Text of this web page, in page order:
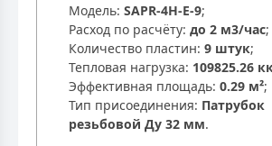
Модель: SAPR-4H-E-9;
Расход по расчёту: до 2 м3/час;
Количество пластин: 9 штук;
Тепловая нагрузка: 109825.26
Эффективная площадь: 0.29 м²;
Тип присоединения: Патрубок
резьбовой Ду 32 мм.